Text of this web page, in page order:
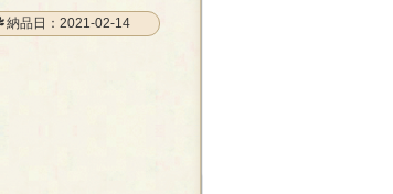
の
イ
納品日：2021-02-14